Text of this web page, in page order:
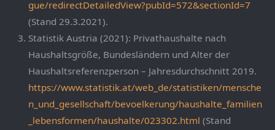
gue/redirectDetailedView?pubId=572&sectionId=7
(Stand 29.3.2021).
Statistik Austria (2021): Privathaushalte nach
Haushaltsgröße, Bundesländern und Alter der
Haushaltsreferenzperson – Jahresdurchschnitt 2019.
https://www.statistik.at/web_de/statistiken/mensche
n_und_gesellschaft/bevoelkerung/haushalte_familien
_lebensformen/haushalte/023302.html (Stand